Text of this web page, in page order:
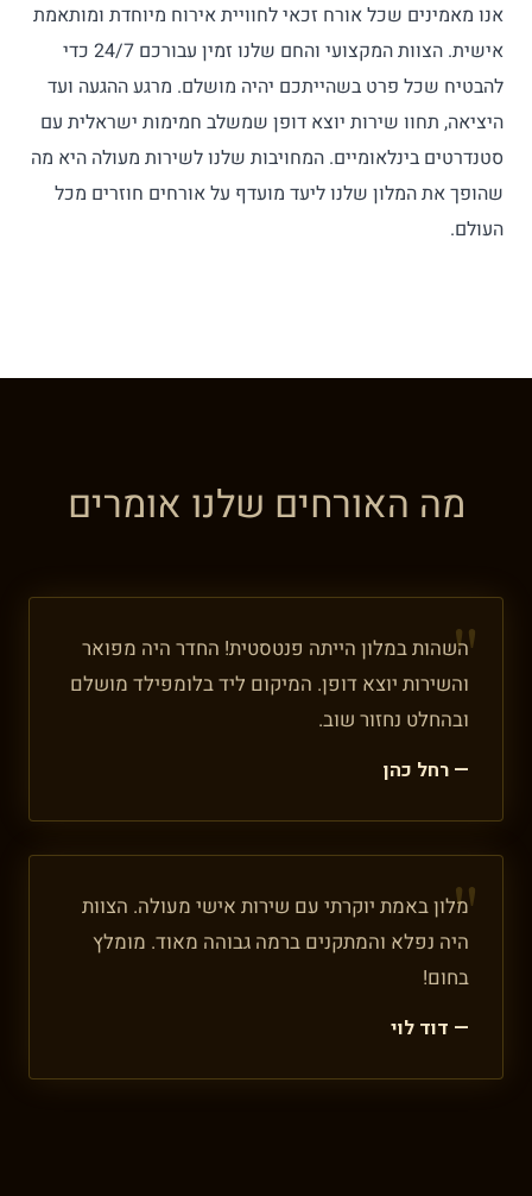
אנו מאמינים שכל אורח זכאי לחוויית אירוח מיוחדת ומותאמת
אישית. הצוות המקצועי והחם שלנו זמין עבורכם 24/7 כדי
להבטיח שכל פרט בשהייתכם יהיה מושלם. מרגע ההגעה ועד
היציאה, תחוו שירות יוצא דופן שמשלב חמימות ישראלית עם
סטנדרטים בינלאומיים. המחויבות שלנו לשירות מעולה היא מה
שהופך את המלון שלנו ליעד מועדף על אורחים חוזרים מכל
העולם.
מה האורחים שלנו אומרים
השהות במלון הייתה פנטסטית! החדר היה מפואר
והשירות יוצא דופן. המיקום ליד בלומפילד מושלם
ובהחלט נחזור שוב.
— רחל כהן
מלון באמת יוקרתי עם שירות אישי מעולה. הצוות
היה נפלא והמתקנים ברמה גבוהה מאוד. מומלץ
בחום!
— דוד לוי